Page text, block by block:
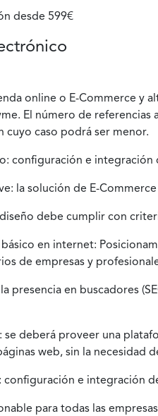
desde 599€
online o E-Commerce y
El número de
cuyo caso podrá ser menor.
configuración e integración
la solución de E-
debe cumplir con
en internet:
de empresas y
presencia en buscadores
deberá proveer una
web, sin la necesidad
configuración e integración
para todas las